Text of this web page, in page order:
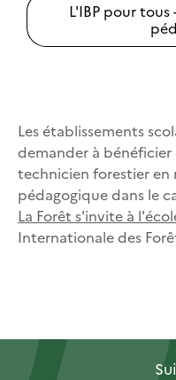
L'IBP pour tous
Les établissements
demander à
technicien forestier
pédagogique dans le
La Forêt s'invite à
Internationale des